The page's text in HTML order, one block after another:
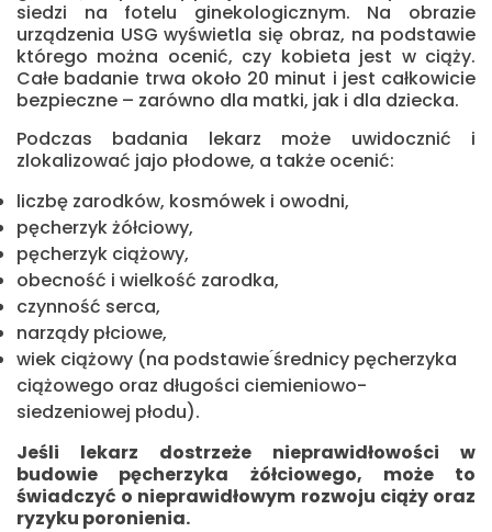
siedzi na fotelu ginekologicznym. Na obrazie
urządzenia USG wyświetla się obraz, na podstawie
którego można ocenić, czy kobieta jest w ciąży.
Całe badanie trwa około 20 minut i jest całkowicie
bezpieczne – zarówno dla matki, jak i dla dziecka.
Podczas badania lekarz może uwidocznić i
zlokalizować jajo płodowe, a także ocenić:
liczbę zarodków, kosmówek i owodni,
pęcherzyk żółciowy,
pęcherzyk ciążowy,
obecność i wielkość zarodka,
czynność serca,
narządy płciowe,
wiek ciążowy (na podstawie ́średnicy pęcherzyka
ciążowego oraz długości ciemieniowo-
siedzeniowej płodu).
Jeśli lekarz dostrzeże nieprawidłowości w
budowie pęcherzyka żółciowego, może to
świadczyć o nieprawidłowym rozwoju ciąży oraz
ryzyku poronienia.